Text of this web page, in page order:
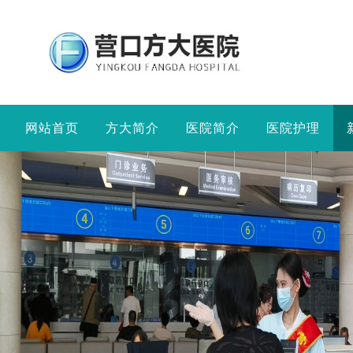
网站首页 方大简介 医院简介 医院护理